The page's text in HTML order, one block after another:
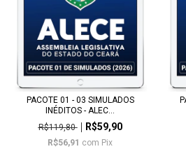
PACOTE 01 - 03 SIMULADOS
INÉDITOS - ALEC...
R$119,80
R$59,90
R$56,91 com Pix